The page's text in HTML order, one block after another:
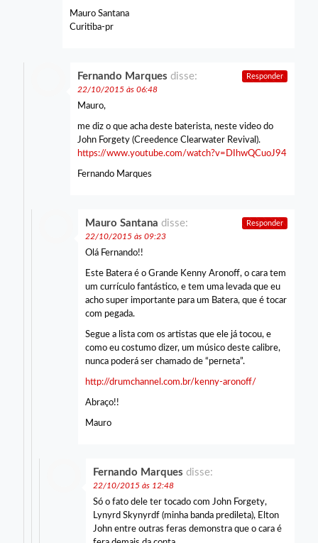
Mauro Santana
Curitiba-pr
Fernando Marques disse:
22/10/2015 às 06:48
Mauro,
me diz o que acha deste baterista, neste video do
John Forgety (Creedence Clearwater Revival).
https://www.youtube.com/watch?v=DIhwQCuoJ94
Fernando Marques
Responder
Mauro Santana disse:
22/10/2015 às 09:23
Olá Fernando!!
Este Batera é o Grande Kenny Aronoff, o cara tem
um currículo fantástico, e tem uma levada que eu
acho super importante para um Batera, que é tocar
com pegada.
Segue a lista com os artistas que ele já tocou, e
como eu costumo dizer, um músico deste calibre,
nunca poderá ser chamado de “perneta”.
http://drumchannel.com.br/kenny-aronoff/
Abraço!!
Mauro
Responder
Fernando Marques disse:
22/10/2015 às 12:48
Só o fato dele ter tocado com John Forgety,
Lynyrd Skynyrdf (minha banda predileta), Elton
John entre outras feras demonstra que o cara é